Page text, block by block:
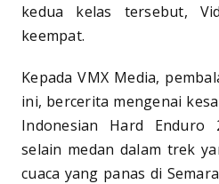
kedua kelas tersebut,
keempat.
Kepada VMX Media,
ini, bercerita mengenai
Indonesian Hard Enduro
selain medan dalam trek
cuaca yang panas di